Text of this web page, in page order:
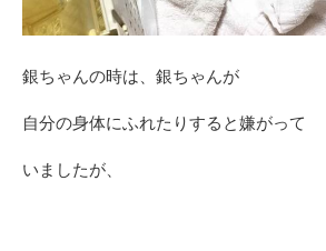
銀ちゃんの時は、銀ちゃんが
自分の身体にふれたりすると嫌がって
いましたが、